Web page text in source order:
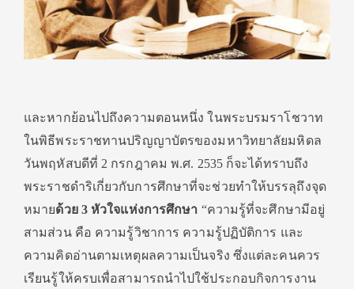
และหากย้อนไปถึงความตอนหนึ่ง ในพระบรมราโชวาท
ในพิธีพระราชทานปริญญาบัตรของมหาวิทยาลัยมหิดล
วันพฤหัสบดีที่ 2 กรกฎาคม พ.ศ. 2535 ก็จะได้ทราบถึง
พระราชดำริเกี่ยวกับการศึกษาที่จะช่วยทำให้บรรลุถึงจุด
หมายด้วย 3 หัวใจแห่งการศึกษา “ความรู้ที่จะศึกษามีอยู่
สามส่วน คือ ความรู้วิชาการ ความรู้ปฏิบัติการ และ
ความคิดอ่านตามเหตุผลความเป็นจริง ซึ่งแต่ละคนควร
เรียนรู้ให้ครบเพื่อสามารถนำไปใช้ประกอบกิจการงาน